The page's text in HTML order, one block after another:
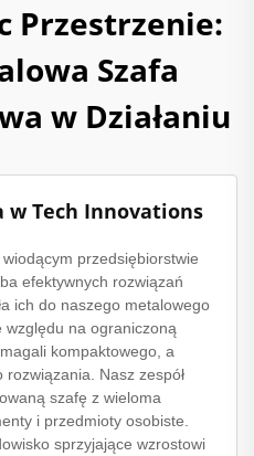
Przestrzenie:
Szafa
w Działaniu
w Tech Innovations
przedsiębiorstwie
efektywnych rozwiązań
ich do naszego metalowego
na ograniczoną
kompaktowego, a
Nasz zespół
szafę z wieloma
i przedmioty osobiste.
sprzyjające wzrostowi